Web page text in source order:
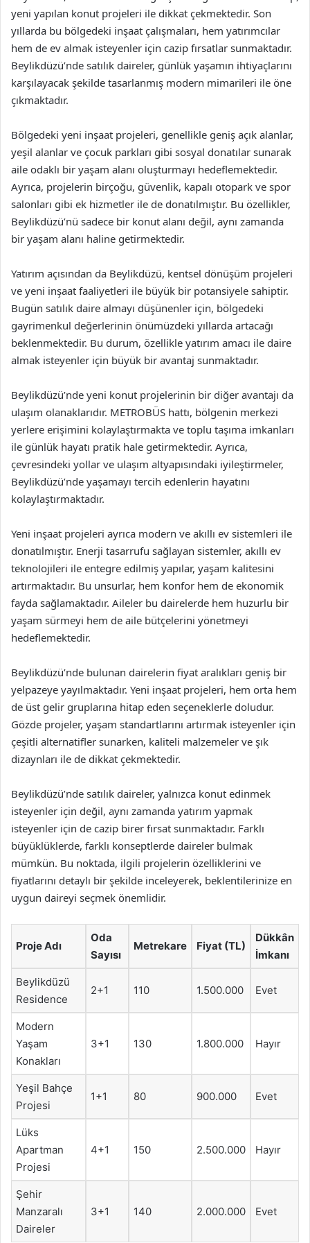
yeni yapılan konut projeleri ile dikkat çekmektedir. Son
yıllarda bu bölgedeki inşaat çalışmaları, hem yatırımcılar
hem de ev almak isteyenler için cazip fırsatlar sunmaktadır.
Beylikdüzü’nde satılık daireler, günlük yaşamın ihtiyaçlarını
karşılayacak şekilde tasarlanmış modern mimarileri ile öne
çıkmaktadır.
Bölgedeki yeni inşaat projeleri, genellikle geniş açık alanlar,
yeşil alanlar ve çocuk parkları gibi sosyal donatılar sunarak
aile odaklı bir yaşam alanı oluşturmayı hedeflemektedir.
Ayrıca, projelerin birçoğu, güvenlik, kapalı otopark ve spor
salonları gibi ek hizmetler ile de donatılmıştır. Bu özellikler,
Beylikdüzü’nü sadece bir konut alanı değil, aynı zamanda
bir yaşam alanı haline getirmektedir.
Yatırım açısından da Beylikdüzü, kentsel dönüşüm projeleri
ve yeni inşaat faaliyetleri ile büyük bir potansiyele sahiptir.
Bugün satılık daire almayı düşünenler için, bölgedeki
gayrimenkul değerlerinin önümüzdeki yıllarda artacağı
beklenmektedir. Bu durum, özellikle yatırım amacı ile daire
almak isteyenler için büyük bir avantaj sunmaktadır.
Beylikdüzü’nde yeni konut projelerinin bir diğer avantajı da
ulaşım olanaklarıdır. METROBÜS hattı, bölgenin merkezi
yerlere erişimini kolaylaştırmakta ve toplu taşıma imkanları
ile günlük hayatı pratik hale getirmektedir. Ayrıca,
çevresindeki yollar ve ulaşım altyapısındaki iyileştirmeler,
Beylikdüzü’nde yaşamayı tercih edenlerin hayatını
kolaylaştırmaktadır.
Yeni inşaat projeleri ayrıca modern ve akıllı ev sistemleri ile
donatılmıştır. Enerji tasarrufu sağlayan sistemler, akıllı ev
teknolojileri ile entegre edilmiş yapılar, yaşam kalitesini
artırmaktadır. Bu unsurlar, hem konfor hem de ekonomik
fayda sağlamaktadır. Aileler bu dairelerde hem huzurlu bir
yaşam sürmeyi hem de aile bütçelerini yönetmeyi
hedeflemektedir.
Beylikdüzü’nde bulunan dairelerin fiyat aralıkları geniş bir
yelpazeye yayılmaktadır. Yeni inşaat projeleri, hem orta hem
de üst gelir gruplarına hitap eden seçeneklerle doludur.
Gözde projeler, yaşam standartlarını artırmak isteyenler için
çeşitli alternatifler sunarken, kaliteli malzemeler ve şık
dizaynları ile de dikkat çekmektedir.
Beylikdüzü’nde satılık daireler, yalnızca konut edinmek
isteyenler için değil, aynı zamanda yatırım yapmak
isteyenler için de cazip birer fırsat sunmaktadır. Farklı
büyüklüklerde, farklı konseptlerde daireler bulmak
mümkün. Bu noktada, ilgili projelerin özelliklerini ve
fiyatlarını detaylı bir şekilde inceleyerek, beklentilerinize en
uygun daireyi seçmek önemlidir.
Proje Adı
Oda
Sayısı
Metrekare Fiyat (TL)
Dükkân
İmkanı
Beylikdüzü
Residence
2+1 110 1.500.000 Evet
Modern
Yaşam
Konakları
3+1 130 1.800.000 Hayır
Yeşil Bahçe
Projesi
1+1 80 900.000 Evet
Lüks
Apartman
Projesi
4+1 150 2.500.000 Hayır
Şehir
Manzaralı
Daireler
3+1 140 2.000.000 Evet